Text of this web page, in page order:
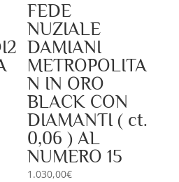
FEDE
NUZIALE
DAMIANI
METROPOLITA
N IN ORO
BLACK CON
DIAMANTI ( ct.
0,06 ) AL
NUMERO 15
1.030,00€